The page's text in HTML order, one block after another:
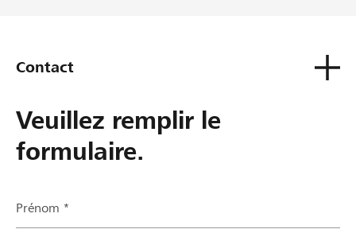
Contact
Veuillez remplir le
formulaire.
Prénom *